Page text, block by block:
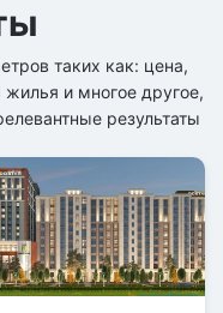
таких как: цена,
и многое другое,
результаты